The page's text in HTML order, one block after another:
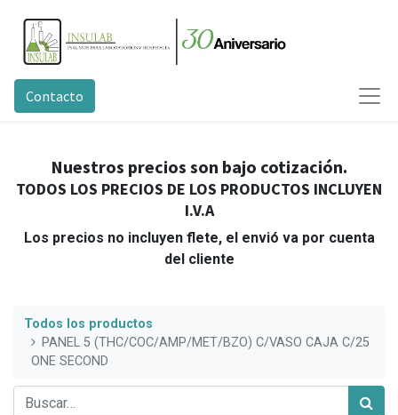
Contacto
Nuestros precios son bajo cotización.
TODOS LOS PRECIOS DE LOS PRODUCTOS INCLUYEN
I.V.A
Los precios no incluyen flete, el envió va por cuenta
del cliente
Todos los productos
PANEL 5 (THC/COC/AMP/MET/BZO) C/VASO CAJA C/25
ONE SECOND